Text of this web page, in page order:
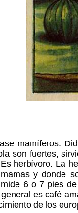
mamíferos.
son fuertes,
herbívoro. La
y donde
6 o 7 pies
es café
de los